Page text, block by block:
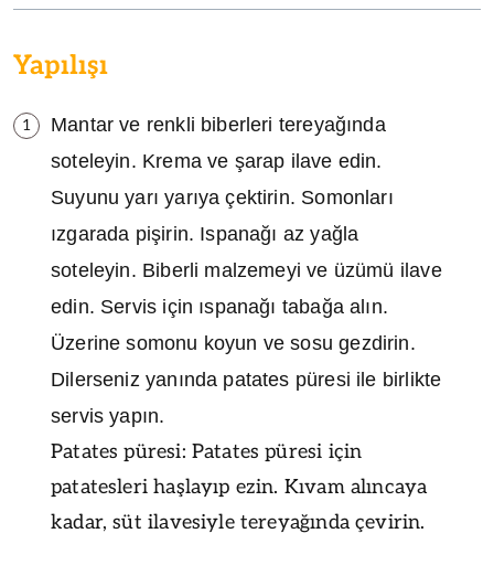
Yapılışı
1
Mantar ve renkli biberleri tereyağında
soteleyin. Krema ve şarap ilave edin.
Suyunu yarı yarıya çektirin. Somonları
ızgarada pişirin. Ispanağı az yağla
soteleyin. Biberli malzemeyi ve üzümü ilave
edin. Servis için ıspanağı tabağa alın.
Üzerine somonu koyun ve sosu gezdirin.
Dilerseniz yanında patates püresi ile birlikte
servis yapın.
Patates püresi: Patates püresi için
patatesleri haşlayıp ezin. Kıvam alıncaya
kadar, süt ilavesiyle tereyağında çevirin.